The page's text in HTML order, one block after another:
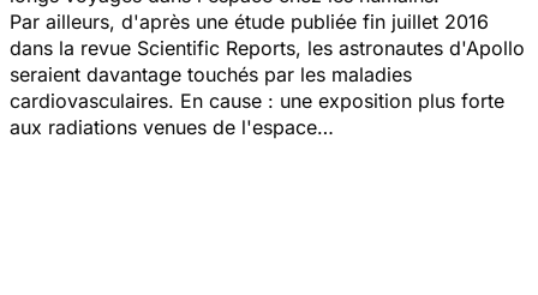
Par ailleurs, d'après une étude publiée fin juillet 2016
dans la revue Scientific Reports, les astronautes d'Apollo
seraient davantage touchés par les maladies
cardiovasculaires. En cause : une exposition plus forte
aux radiations venues de l'espace…